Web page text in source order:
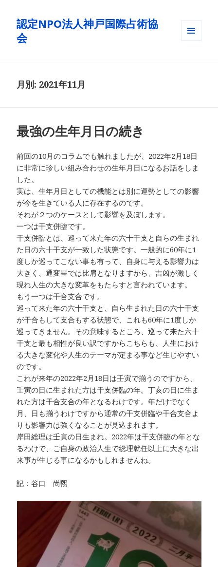
認定NPO法人神戸国際占術協
会
月別: 2021年11月
最強の生年月日の続き
前回の10月のコラムでも触れましたが、2022年2月18日
に非常に珍しい組み合わせの生年月日になるお話をしま
した。
実は、生年月日としての機能とは別に運勢としての影響
が今を生きている人に存在するのです。
それが２つのケースとして影響を及ぼします。
一つは干支併臨です。
干支併臨とは、巡って来た年の六十干支と自らの生まれ
た日の六十干支が一致した状態です。一般的に60年に1
度しか巡ってこない事も有って、自身に与える影響力は
大きく、通変星では比肩となりますから、吉凶が激しく
現れ人生の大きな変革をもたらすと言われています。
もう一つは干合支合です。
巡って来た年の六十干支と、自ら生まれた日の六十干支
が干合もして支合もする状態で、これも60年に1度しか
巡ってきません。その意味するところ、巡って来た六十
干支と最も相性が良い訳ですからこちらも、人生におけ
る大きな変化や人生のテーマが定まる事など生じやすい
のです。
これが来年の2022年2月18日は壬寅で揃うのですから、
壬寅の日に生まれた方は干支併臨の年。丁亥の日に生ま
れた方は干合支合の年となるわけです。年だけでなく
月、日も揃うわけですから通常の干支併臨や干合支合よ
りも影響力は強くなることが見込まれます。
岸田総理は壬寅の日生まれ。2022年は干支併臨の年とな
るわけで、ご自身の政治人生で総理就任以上に大きな出
来事が生じる事になるかもしれませんね。
記：谷口 尚煕